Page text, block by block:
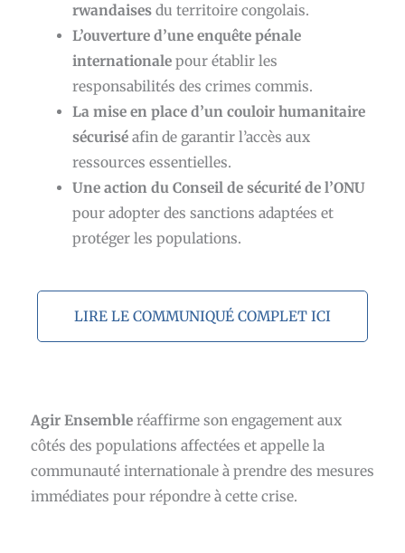
rwandaises du territoire congolais.
L’ouverture d’une enquête pénale
internationale pour établir les
responsabilités des crimes commis.
La mise en place d’un couloir humanitaire
sécurisé afin de garantir l’accès aux
ressources essentielles.
Une action du Conseil de sécurité de l’ONU
pour adopter des sanctions adaptées et
protéger les populations.
LIRE LE COMMUNIQUÉ COMPLET ICI
Agir Ensembleréaffirme son engagement aux
côtés des populations affectées et appelle la
communauté internationale à prendre des mesures
immédiates pour répondre à cette crise.